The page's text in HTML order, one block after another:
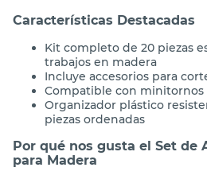
Características Destacadas
Kit completo de 20 piezas
trabajos en madera
Incluye accesorios para
Compatible con minitornos
Organizador plástico
piezas ordenadas
Por qué nos gusta el Set de
para Madera